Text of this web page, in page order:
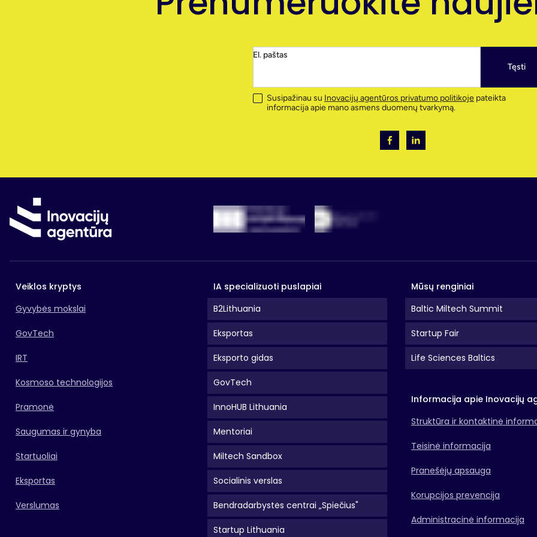
El. paštas
Tęsti
Susipažinau su Inovacijų agentūros privatumo politikoje pateikta
informacija apie mano asmens duomenų tvarkymą.
Veiklos kryptys
Gyvybės mokslai
GovTech
IRT
Kosmoso technologijos
Pramonė
Saugumas ir gynyba
Startuoliai
Eksportas
Verslumas
IA specializuoti puslapiai
B2Lithuania
Eksportas
Eksporto gidas
GovTech
InnoHUB Lithuania
Mentoriai
Miltech Sandbox
Socialinis verslas
Bendradarbystės centrai „Spiečius"
Startup Lithuania
Mūsų renginiai
Baltic Miltech Summit
Startup Fair
Life Sciences Baltics
Informacija apie Inovacijų
Struktūra ir kontaktinė
Teisinė informacija
Pranešėjų apsauga
Korupcijos prevencija
Administracinė informacija